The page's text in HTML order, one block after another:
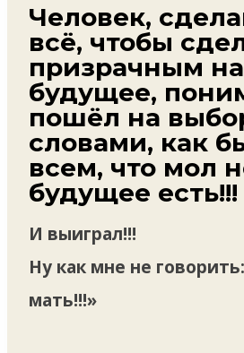
Человек,
всё, чтобы
призрачным
будущее,
пошёл на
словами, как
всем, что мол
будущее есть!!!
И выиграл!!!
Ну как мне не
мать!!!»